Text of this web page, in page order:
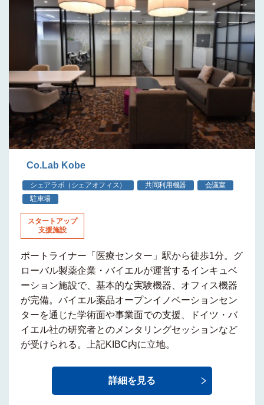
Co.Lab Kobe
シェアラボ（シェアオフィス） 共同利用機器
会議室
駐車場
スタートアップ
支援施設
ポートライナー「医療センター」駅から徒歩1分。グ
ローバル製薬企業・バイエルが運営するインキュベ
ーション施設で、基本的な実験機器、オフィス機器
が完備。バイエル薬品オープンイノベーションセン
ターを通じた学術面や事業面での支援、ドイツ・バ
イエル社の研究者とのメンタリングセッションなど
が受けられる。上記KIBC内に立地。
詳細を見る